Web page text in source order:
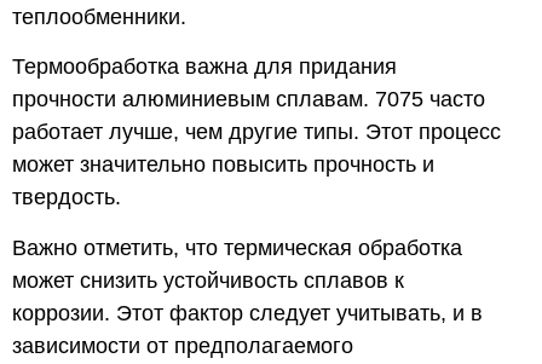
теплообменники.
Термообработка важна для придания
прочности алюминиевым сплавам. 7075 часто
работает лучше, чем другие типы. Этот процесс
может значительно повысить прочность и
твердость.
Важно отметить, что термическая обработка
может снизить устойчивость сплавов к
коррозии. Этот фактор следует учитывать, и в
зависимости от предполагаемого